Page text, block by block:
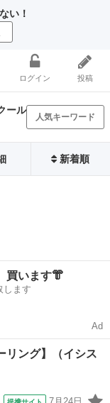
い！
ログイン 投稿
ール
人気キーワード
新着順
買います👘
します
Ad
ング】（イシス